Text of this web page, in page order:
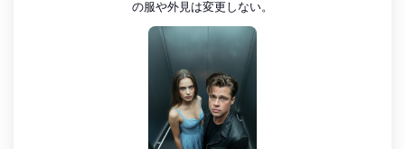
の服や外見は変更しない。